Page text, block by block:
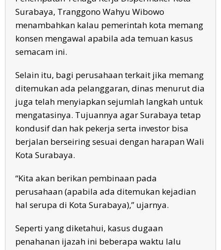
Surabaya, Tranggono Wahyu Wibowo
menambahkan kalau pemerintah kota memang
konsen mengawal apabila ada temuan kasus
semacam ini.
Selain itu, bagi perusahaan terkait jika memang
ditemukan ada pelanggaran, dinas menurut dia
juga telah menyiapkan sejumlah langkah untuk
mengatasinya. Tujuannya agar Surabaya tetap
kondusif dan hak pekerja serta investor bisa
berjalan berseiring sesuai dengan harapan Wali
Kota Surabaya.
“Kita akan berikan pembinaan pada
perusahaan (apabila ada ditemukan kejadian
hal serupa di Kota Surabaya),” ujarnya.
Seperti yang diketahui, kasus dugaan
penahanan ijazah ini beberapa waktu lalu